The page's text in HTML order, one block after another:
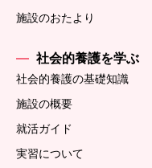
施設のおたより
社会的養護を学ぶ
社会的養護の基礎知識
施設の概要
就活ガイド
実習について